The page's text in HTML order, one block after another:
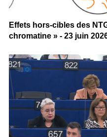
Effets hors-cibles des
chromatine » - 23 juin